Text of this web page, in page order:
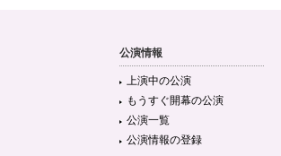
公演情報
上演中の公演
もうすぐ開幕の公演
公演一覧
公演情報の登録